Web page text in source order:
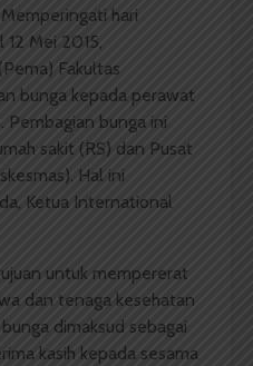
Memperingati hari
Mei 2015,
Fakultas
bunga kepada perawat
Pembagian bunga ini
sakit (RS) dan Pusat
Hal ini
Ketua International
untuk mempererat
dan tenaga kesehatan
dimaksud sebagai
kasih kepada sesama